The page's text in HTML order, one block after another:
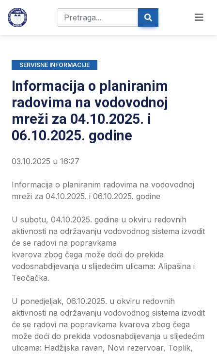
SERVISNE INFORMACIJE
Informacija o planiranim
radovima na vodovodnoj
mreži za 04.10.2025. i
06.10.2025. godine
03.10.2025 u 16:27
Informacija o planiranim radovima na vodovodnoj
mreži za 04.10.2025. i 06.10.2025. godine
U subotu, 04.10.2025. godine u okviru redovnih
aktivnosti na održavanju vodovodnog sistema izvodit
će se radovi na popravkama
kvarova zbog čega može doći do prekida
vodosnabdijevanja u slijedećim ulicama: Alipašina i
Teočačka.
U ponedjeljak, 06.10.2025. u okviru redovnih
aktivnosti na održavanju vodovodnog sistema izvodit
će se radovi na popravkama kvarova zbog čega
može doći do prekida vodosnabdijevanja u slijedećim
ulicama: Hadžijska ravan, Novi rezervoar, Toplik,